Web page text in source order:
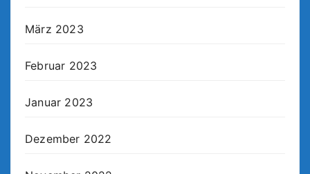
März 2023
Februar 2023
Januar 2023
Dezember 2022